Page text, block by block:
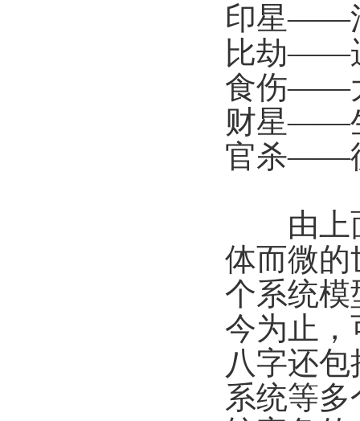
印星——
比劫——
食伤——
财星——
官杀——
由上面
体而微的
个系统模
今为止
八字还
系统等